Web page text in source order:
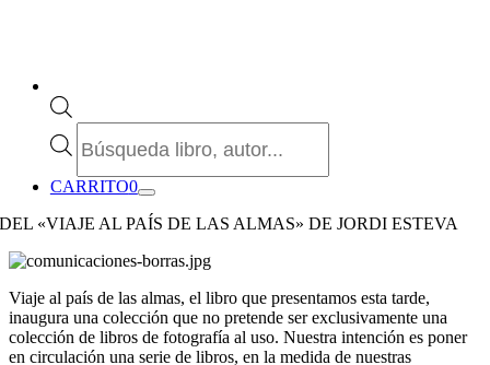
de
CARRITO0
DEL «VIAJE AL PAÍS DE LAS ALMAS» DE JORDI ESTEVA
Viaje al país de las almas, el libro que presentamos esta tarde,
inaugura una colección que no pretende ser exclusivamente una
colección de libros de fotografía al uso. Nuestra intención es poner
en circulación una serie de libros, en la medida de nuestras